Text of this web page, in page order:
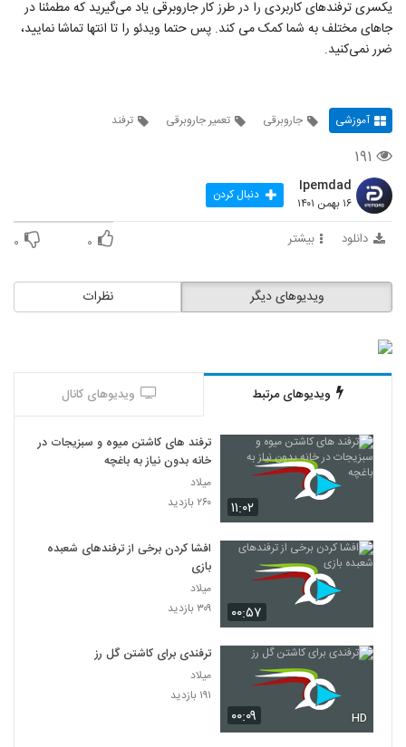
یکسری ترفندهای کاربردی را در طرز کار جاروبرقی یاد می‌گیرید که مطمئنا در
جاهای مختلف به شما کمک می‌ کند. پس حتما ویدئو را تا انتها تماشا نمایید،
ضرر نمی‌کنید.
آموزشی جاروبرقی تعمیر جاروبرقی ترفند
۱۹۱
Ipemdad
۱۶ بهمن ۱۴۰۱ دنبال کردن
دانلود بیشتر ۰ ۰
نظرات ویدیوهای دیگر
ویدیوهای مرتبط ویدیوهای کانال
۱۱:۰۲
ترفند های کاشتن میوه و سبزیجات در
خانه بدون نیاز به باغچه
میلاد
۲۶۰ بازدید
۰۰:۵۷
افشا کردن برخی از ترفند‌های شعبده
بازی
میلاد
۳۰۹ بازدید
۰۰:۰۹ HD
ترفندی برای کاشتن گل رز
میلاد
۱۹۱ بازدید